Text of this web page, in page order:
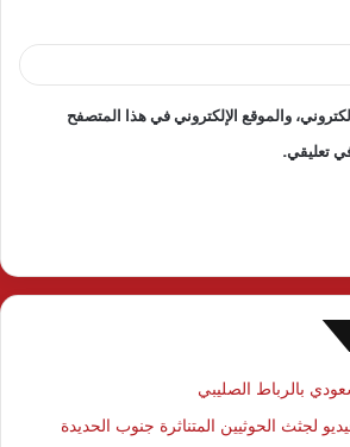
والموقع الإلكتروني في هذا المتصفح
تعليقي.
بالرباط الصليبي
لجثث الحوثيين المتناثرة جنوب الحديدة